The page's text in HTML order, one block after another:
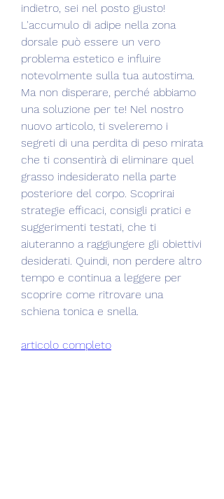
indietro, sei nel posto giusto!
L'accumulo di adipe nella zona
dorsale può essere un vero
problema estetico e influire
notevolmente sulla tua autostima.
Ma non disperare, perché abbiamo
una soluzione per te! Nel nostro
nuovo articolo, ti sveleremo i
segreti di una perdita di peso mirata
che ti consentirà di eliminare quel
grasso indesiderato nella parte
posteriore del corpo. Scoprirai
strategie efficaci, consigli pratici e
suggerimenti testati, che ti
aiuteranno a raggiungere gli obiettivi
desiderati. Quindi, non perdere altro
tempo e continua a leggere per
scoprire come ritrovare una
schiena tonica e snella.
articolo completo